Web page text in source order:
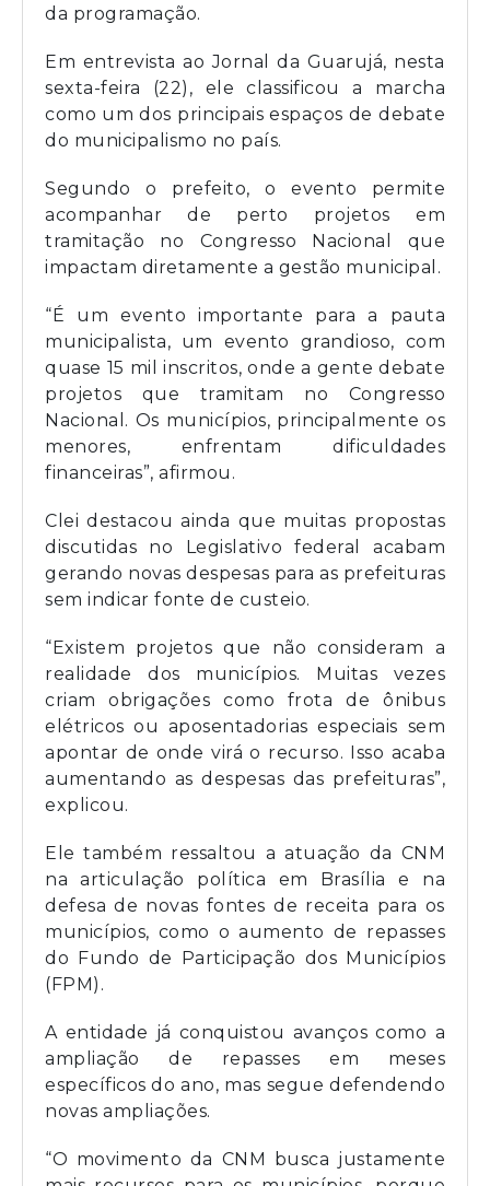
da programação.
Em entrevista ao Jornal da Guarujá, nesta
sexta-feira (22), ele classificou a marcha
como um dos principais espaços de debate
do municipalismo no país.
Segundo o prefeito, o evento permite
acompanhar de perto projetos em
tramitação no Congresso Nacional que
impactam diretamente a gestão municipal.
“É um evento importante para a pauta
municipalista, um evento grandioso, com
quase 15 mil inscritos, onde a gente debate
projetos que tramitam no Congresso
Nacional. Os municípios, principalmente os
menores, enfrentam dificuldades
financeiras”, afirmou.
Clei destacou ainda que muitas propostas
discutidas no Legislativo federal acabam
gerando novas despesas para as prefeituras
sem indicar fonte de custeio.
“Existem projetos que não consideram a
realidade dos municípios. Muitas vezes
criam obrigações como frota de ônibus
elétricos ou aposentadorias especiais sem
apontar de onde virá o recurso. Isso acaba
aumentando as despesas das prefeituras”,
explicou.
Ele também ressaltou a atuação da CNM
na articulação política em Brasília e na
defesa de novas fontes de receita para os
municípios, como o aumento de repasses
do Fundo de Participação dos Municípios
(FPM).
A entidade já conquistou avanços como a
ampliação de repasses em meses
específicos do ano, mas segue defendendo
novas ampliações.
“O movimento da CNM busca justamente